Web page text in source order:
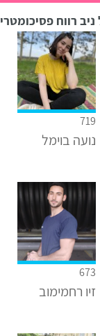
רווח פסיכומטרי
719
נועה בוימל
673
זיו רחמימוב